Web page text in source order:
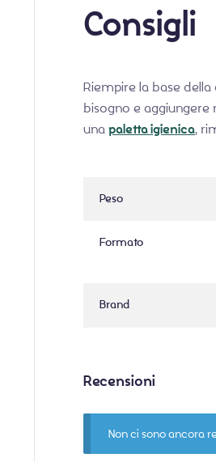
Consigli
Riempire la base
bisogno e
unapaletta igienica,
Peso
Formato
Brand
Recensioni
Non ci sono ancora